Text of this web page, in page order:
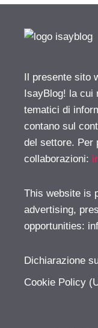
Il presente sito
IsayBlog! la cui
tematici di
contano sul
del settore. Per
collaborazioni:
This website is
advertising,
opportunities:
Dichiarazione
Cookie Policy